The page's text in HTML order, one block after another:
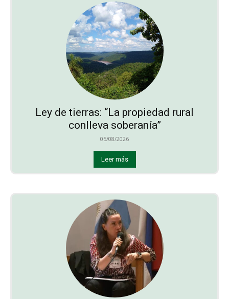
Ley de tierras: “La propiedad rural
conlleva soberanía”
05/08/2026
Leer más